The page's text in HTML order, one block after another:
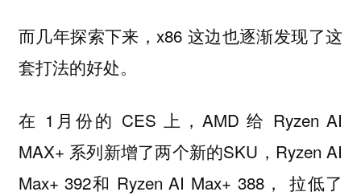
而几年探索下来，x86 这边也逐渐发现了这
套打法的好处。
在 1月份的 CES 上，AMD 给 Ryzen AI
MAX+ 系列新增了两个新的SKU，Ryzen AI
Max+ 392和 Ryzen AI Max+ 388， 拉低了